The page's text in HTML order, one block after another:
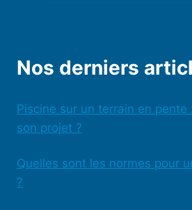
Nos derniers
Piscine sur un terrain en
son projet ?
Quelles sont les normes pour
?